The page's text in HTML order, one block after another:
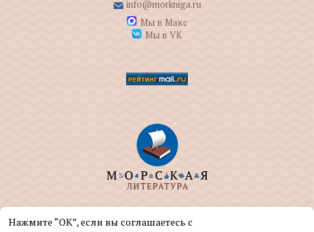
info@morkniga.ru
Мы в Макс
Мы в VK
ООО "МОРКНИГА" занимается изданием и
Нажмите “ОК”, если вы соглашаетесь с